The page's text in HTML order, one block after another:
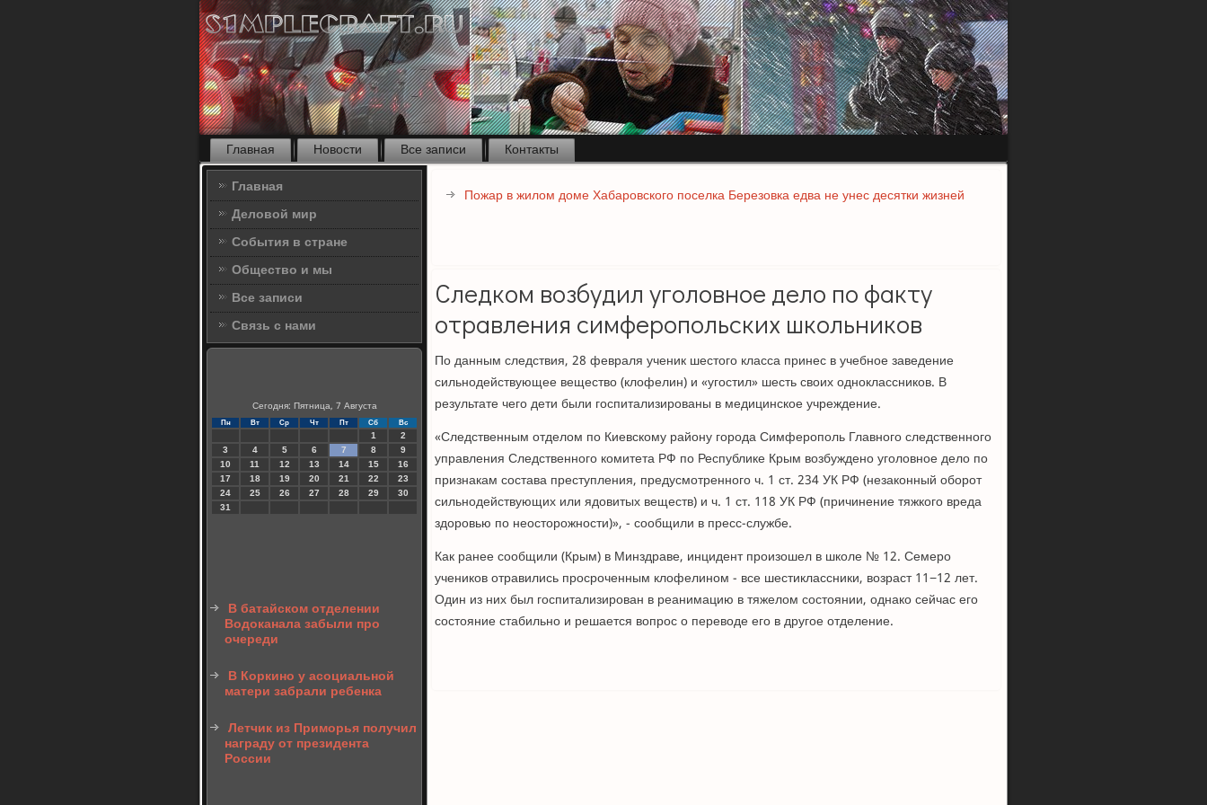
Главная Новости Все записи
Контакты
Главная
Деловой мир
События в стране
Общество и мы
Все записи
Связь с нами
Сегодня: Пятница, 7 Августа
Пн Вт Ср Чт Пт Сб Вс
1
2
3
4 5 6 7 8
9
10
11 12 13 14 15
16
17
18 19 20 21 22
23
24
25 26 27 28 29
30
31
В батайском отделении
Водоканала забыли про
очереди
В Коркино у асоциальной
матери забрали ребенка
Летчик из Приморья получил
награду от президента
России
Пожар в жилом доме Хабаровского поселка Березовка едва не унес десятки жизней
Следком возбудил уголовное дело по факту
отравления симферопольских школьников
По данным следствия, 28 февраля ученик шестого класса принес в учебное заведение
сильнодействующее вещество (клофелин) и «угостил» шесть своих одноклассников. В
результате чего дети были госпитализированы в медицинское учреждение.
«Следственным отделом по Киевскому району города Симферополь Главного следственного
управления Следственного комитета РФ по Республике Крым возбуждено уголовное дело по
признакам состава преступления, предусмотренного ч. 1 ст. 234 УК РФ (незаконный оборот
сильнодействующих или ядовитых веществ) и ч. 1 ст. 118 УК РФ (причинение тяжкого вреда
здоровью по неосторожности)», - сообщили в пресс-службе.
Как ранее сообщили (Крым) в Минздраве, инцидент произошел в школе № 12. Семеро
учеников отравились просроченным клофелином - все шестиклассники, возраст 11−12 лет.
Один из них был госпитализирован в реанимацию в тяжелом состоянии, однако сейчас его
состояние стабильно и решается вопрос о переводе его в другое отделение.